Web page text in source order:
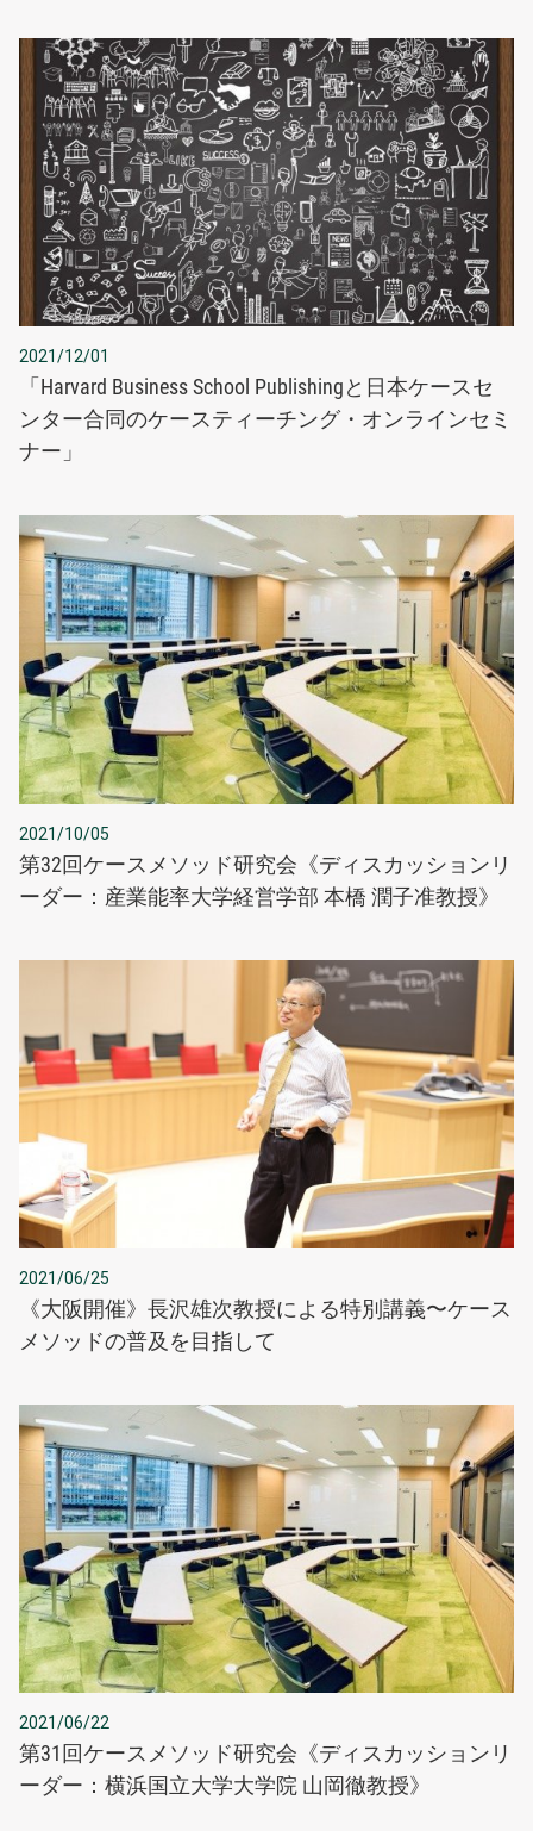
2021/12/01
「Harvard Business School Publishingと日本ケースセ
ンター合同のケースティーチング・オンラインセミ
ナー」
2021/10/05
第32回ケースメソッド研究会《ディスカッションリ
ーダー：産業能率大学経営学部 本橋 潤子准教授》
2021/06/25
《大阪開催》長沢雄次教授による特別講義〜ケース
メソッドの普及を目指して
2021/06/22
第31回ケースメソッド研究会《ディスカッションリ
ーダー：横浜国立大学大学院 山岡徹教授》